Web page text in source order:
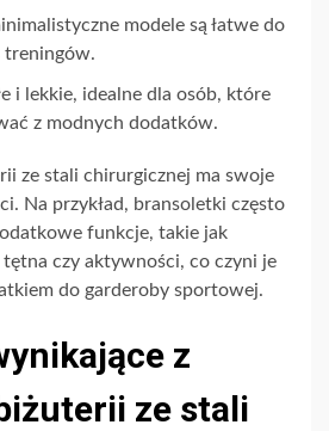
modele są łatwe do
treningów.
i lekkie, idealne dla osób, które
z modnych dodatków.
ze stali chirurgicznej ma swoje
Na przykład, bransoletki często
funkcje, takie jak
czy aktywności, co czyni je
do garderoby sportowej.
z
ze stali